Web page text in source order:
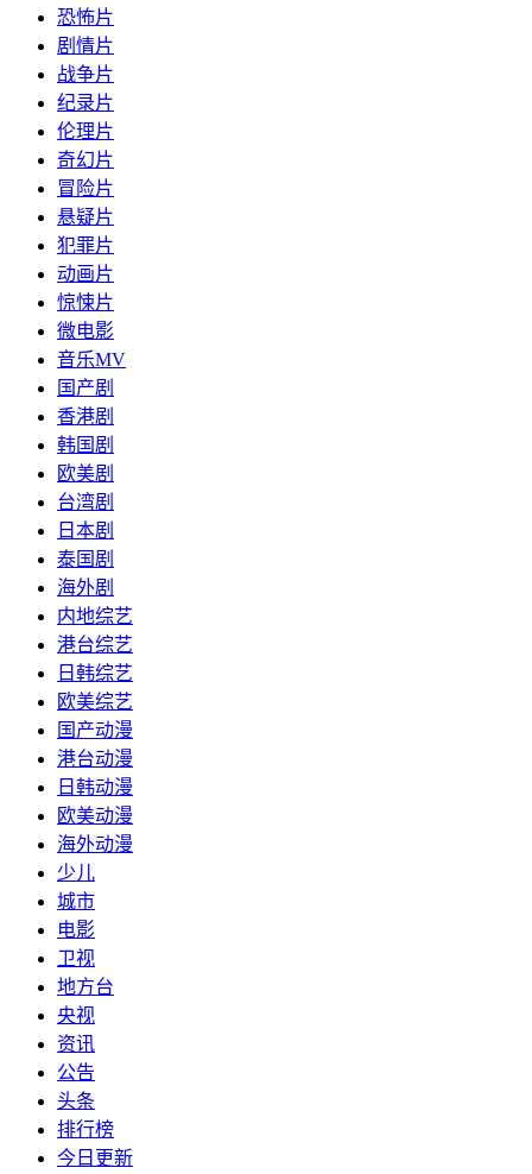
恐怖片
剧情片
战争片
纪录片
伦理片
奇幻片
冒险片
悬疑片
犯罪片
动画片
惊悚片
微电影
音乐MV
国产剧
香港剧
韩国剧
欧美剧
台湾剧
日本剧
泰国剧
海外剧
内地综艺
港台综艺
日韩综艺
欧美综艺
国产动漫
港台动漫
日韩动漫
欧美动漫
海外动漫
少儿
城市
电影
卫视
地方台
央视
资讯
公告
头条
排行榜
今日更新